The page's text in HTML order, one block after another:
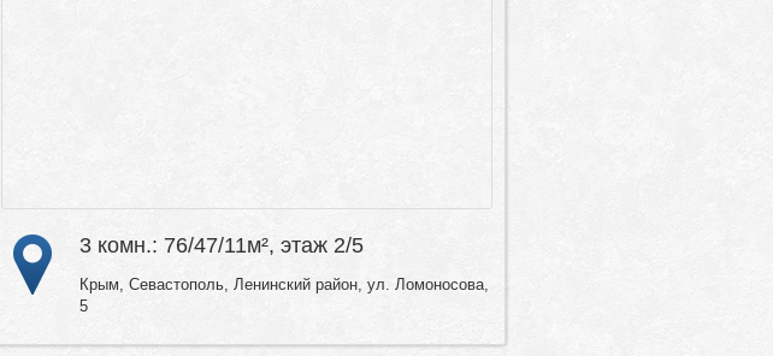
3 комн.: 76/47/11м², этаж 2/5
Крым, Севастополь, Ленинский район, ул. Ломоносова,
5